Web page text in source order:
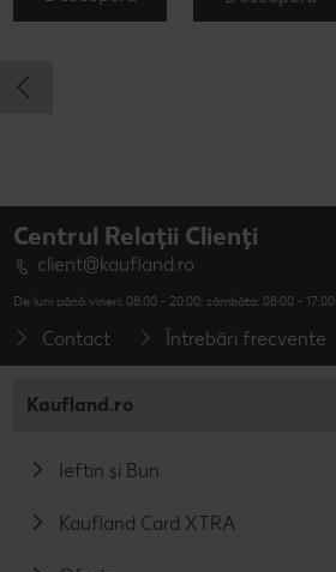
Centrul Relații Clienți
client@kaufland.ro
De luni până vineri: 08:00 - 20:00; sâmbăta: 08:00 - 17:00
Contact Întrebări frecvente
Kaufland.ro
Ieftin și Bun
Kaufland Card XTRA